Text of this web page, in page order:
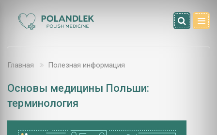
Главная Полезная информация
Основы медицины Польши:
терминология